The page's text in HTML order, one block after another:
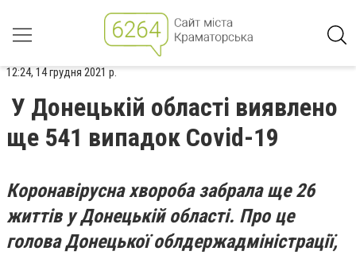
12:24, 14 грудня 2021 р.
У Донецькій області виявлено
ще 541 випадок Covid-19
Коронавірусна хвороба забрала ще 26
життів у Донецькій області. Про це
голова Донецької облдержадміністрації,